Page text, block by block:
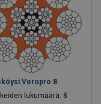
tuotteet,
vaatimuksiin.
pystymme
nopeasti
on myös
ja
Veropro 8
lukumäärä: 8